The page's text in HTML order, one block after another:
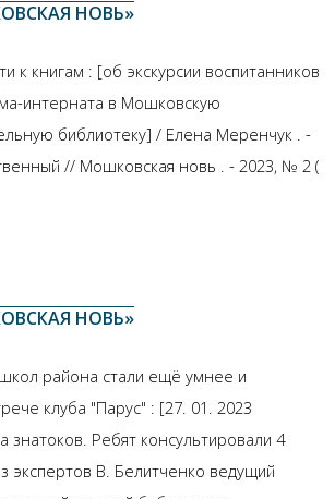
НОВЬ»
к книгам : [об экскурсии воспитанников
интерната в Мошковскую
библиотеку] / Елена Меренчук . -
// Мошковская новь . - 2023, № 2 (
НОВЬ»
района стали ещё умнее и
клуба "Парус" : [27. 01. 2023
знатоков. Ребят консультировали 4
экспертов В. Белитченко ведущий